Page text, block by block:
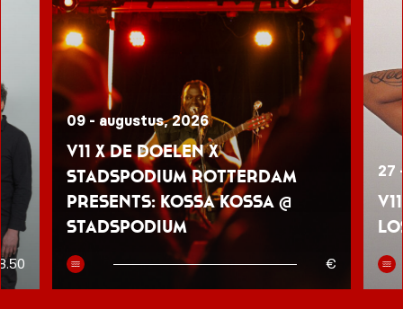
09 - augustus, 2026
V11 x De Doelen x
Stadspodium Rotterdam
presents: Kossa Kossa @
Stadspodium
€
27